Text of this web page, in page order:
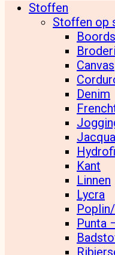
Stoffen
Stoffen op
Canvas
Denim
Kant
Linnen
Lycra
Punta